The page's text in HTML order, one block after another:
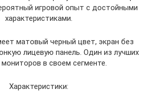
игровой опыт с достойными
характеристиками.
матовый черный цвет, экран без
лицевую панель. Один из лучших
в своем сегменте.
Характеристики: